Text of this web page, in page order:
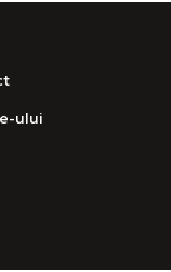
ului